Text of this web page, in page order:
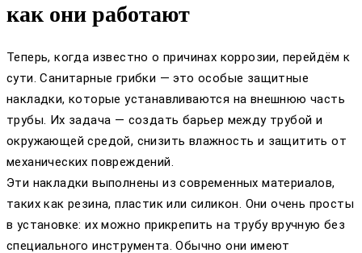
как они работают
Теперь, когда известно о причинах коррозии, перейдём к
сути. Санитарные грибки — это особые защитные
накладки, которые устанавливаются на внешнюю часть
трубы. Их задача — создать барьер между трубой и
окружающей средой, снизить влажность и защитить от
механических повреждений.
Эти накладки выполнены из современных материалов,
таких как резина, пластик или силикон. Они очень просты
в установке: их можно прикрепить на трубу вручную без
специального инструмента. Обычно они имеют